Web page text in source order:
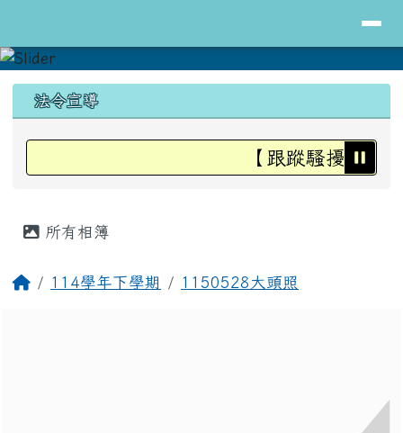
上中區域內容
法令宣導
【跟蹤騷擾防治
所有相簿
回首頁114學年下學期 1150528大頭照
頁尾區域